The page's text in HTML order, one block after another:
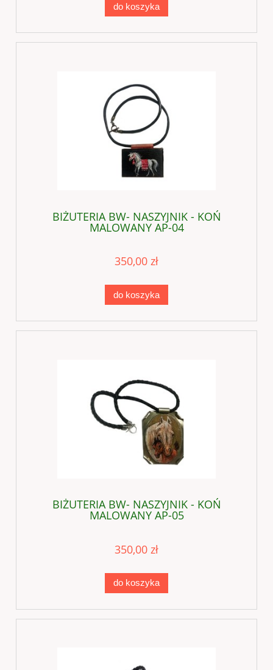
do koszyka
BIŻUTERIA BW- NASZYJNIK - KOŃ
MALOWANY AP-04
350,00 zł
do koszyka
BIŻUTERIA BW- NASZYJNIK - KOŃ
MALOWANY AP-05
350,00 zł
do koszyka